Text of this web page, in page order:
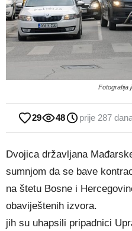
Fotografija
29 48 prije 287
Dvojica državljana
sumnjom da se bave
na štetu Bosne i
obaviještenih izvora.
jih su uhapsili pripadnici